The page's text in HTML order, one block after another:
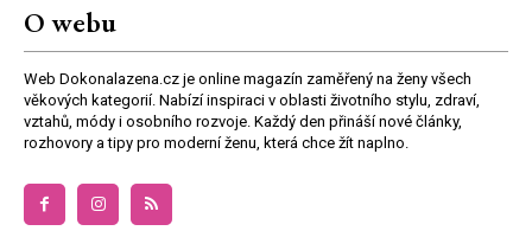
O webu
Web Dokonalazena.cz je online magazín zaměřený na ženy všech
věkových kategorií. Nabízí inspiraci v oblasti životního stylu, zdraví,
vztahů, módy i osobního rozvoje. Každý den přináší nové články,
rozhovory a tipy pro moderní ženu, která chce žít naplno.